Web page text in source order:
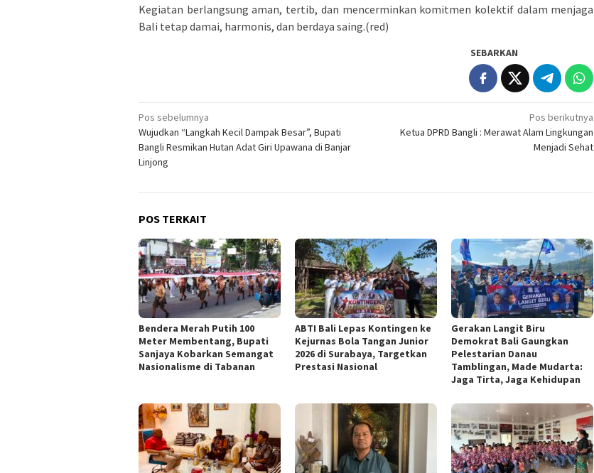
Kegiatan berlangsung aman, tertib, dan mencerminkan komitmen kolektif dalam menjaga
Bali tetap damai, harmonis, dan berdaya saing.(red)
SEBARKAN
Navigasi
pos
Pos sebelumnya
Wujudkan “Langkah Kecil Dampak Besar”, Bupati
Bangli Resmikan Hutan Adat Giri Upawana di Banjar
Linjong
Pos berikutnya
Ketua DPRD Bangli : Merawat Alam Lingkungan
Menjadi Sehat
POS TERKAIT
Bendera Merah Putih 100
Meter Membentang, Bupati
Sanjaya Kobarkan Semangat
Nasionalisme di Tabanan
ABTI Bali Lepas Kontingen ke
Kejurnas Bola Tangan Junior
2026 di Surabaya, Targetkan
Prestasi Nasional
Gerakan Langit Biru
Demokrat Bali Gaungkan
Pelestarian Danau
Tamblingan, Made Mudarta:
Jaga Tirta, Jaga Kehidupan